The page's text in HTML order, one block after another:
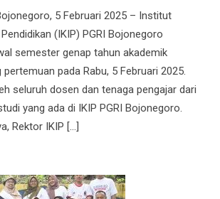
5 Februari 2025 – Institut
(IKIP) PGRI Bojonegoro
semester genap tahun akademik
pada Rabu, 5 Februari 2025.
seluruh dosen dan tenaga pengajar dari
yang ada di IKIP PGRI Bojonegoro.
Rektor IKIP […]